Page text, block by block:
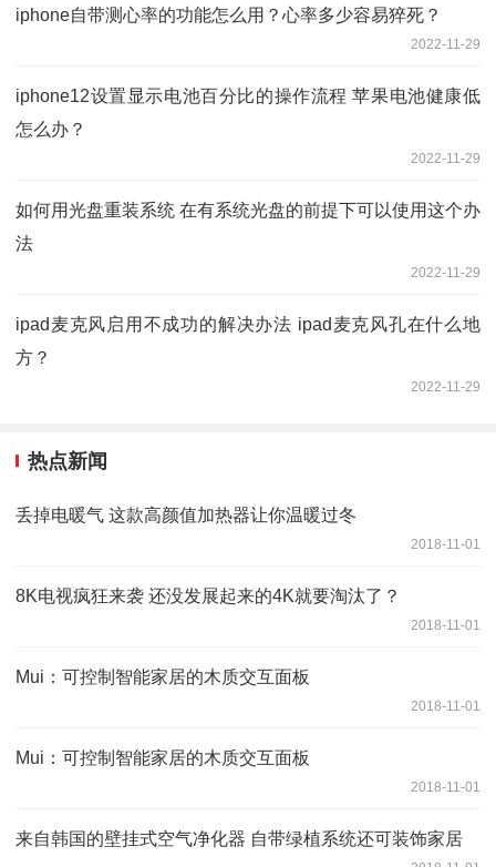
iphone自带测心率的功能怎么用？心率多少容易猝死？
2022-11-29
iphone12设置显示电池百分比的操作流程 苹果电池健康低
怎么办？
2022-11-29
如何用光盘重装系统 在有系统光盘的前提下可以使用这个办
法
2022-11-29
ipad麦克风启用不成功的解决办法 ipad麦克风孔在什么地
方？
2022-11-29
热点新闻
丢掉电暖气 这款高颜值加热器让你温暖过冬
2018-11-01
8K电视疯狂来袭 还没发展起来的4K就要淘汰了？
2018-11-01
Mui：可控制智能家居的木质交互面板
2018-11-01
Mui：可控制智能家居的木质交互面板
2018-11-01
来自韩国的壁挂式空气净化器 自带绿植系统还可装饰家居